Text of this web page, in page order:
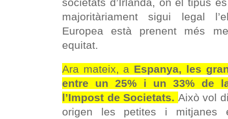
societats d’Irlanda, on el tipus
majoritàriament sigui legal
Europea està prenent més
equitat.
Ara mateix, a Espanya, les
entre un 25% i un 33% de
l’Impost de Societats. Això vol
origen les petites i mitjanes